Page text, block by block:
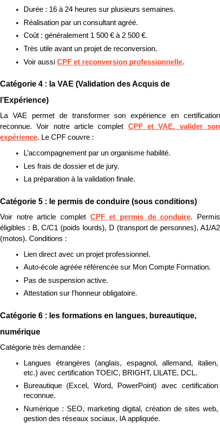
Durée : 16 à 24 heures sur plusieurs semaines.
Réalisation par un consultant agréé.
Coût : généralement 1 500 € à 2 500 €.
Très utile avant un projet de reconversion.
Voir aussi CPF et reconversion professionnelle.
Catégorie 4 : la VAE (Validation des Acquis de
l’Expérience)
La VAE permet de transformer son expérience en certification
reconnue. Voir notre article complet CPF et VAE, valider son
expérience. Le CPF couvre :
L’accompagnement par un organisme habilité.
Les frais de dossier et de jury.
La préparation à la validation finale.
Catégorie 5 : le permis de conduire (sous conditions)
Voir notre article complet CPF et permis de conduire. Permis
éligibles : B, C/C1 (poids lourds), D (transport de personnes), A1/A2
(motos). Conditions :
Lien direct avec un projet professionnel.
Auto-école agréée référencée sur Mon Compte Formation.
Pas de suspension active.
Attestation sur l’honneur obligatoire.
Catégorie 6 : les formations en langues, bureautique,
numérique
Catégorie très demandée :
Langues étrangères (anglais, espagnol, allemand, italien,
etc.) avec certification TOEIC, BRIGHT, LILATE, DCL.
Bureautique (Excel, Word, PowerPoint) avec certification
reconnue.
Numérique : SEO, marketing digital, création de sites web,
gestion des réseaux sociaux, IA appliquée.